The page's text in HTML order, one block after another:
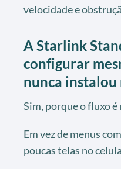
velocidade e
A Starlink
configurar
nunca
Sim, porque o fluxo
Em vez de menus
poucas telas no